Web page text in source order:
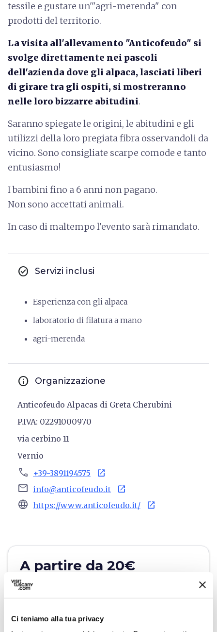
Ci teniamo alla tua privacy
tessile e gustare un'"agri-merenda" con
prodotti del territorio.
La visita all'allevamento "Anticofeudo" si
svolge direttamente nei pascoli
dell'azienda dove gli alpaca, lasciati liberi
di girare tra gli ospiti, si mostreranno
nelle loro bizzarre abitudini.
Saranno spiegate le origini, le abitudini e gli
utilizzi della loro pregiata fibra osservandoli da
vicino. Sono consigliate scarpe comode e tanto
entusiasmo!
I bambini fino a 6 anni non pagano.
Non sono accettati animali.
In caso di maltempo l'evento sarà rimandato.
check_circle Servizi inclusi
Esperienza con gli alpaca
laboratorio di filatura a mano
agri-merenda
info Organizzazione
Anticofeudo Alpacas di Greta Cherubini
P.IVA: 02291000970
via cerbino 11
Vernio
phone +39-3891194575 open_in_new
email info@anticofeudo.it open_in_new
language https://www.anticofeudo.it/ open_in_new
A partire da 20€